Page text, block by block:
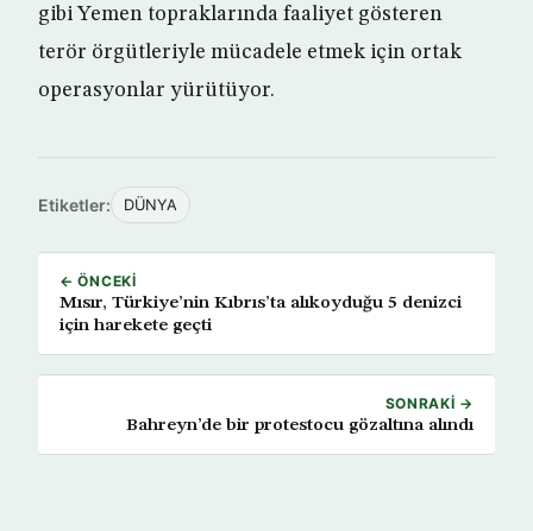
gibi Yemen topraklarında faaliyet gösteren
terör örgütleriyle mücadele etmek için ortak
operasyonlar yürütüyor.
Etiketler: DÜNYA
← ÖNCEKI
Mısır, Türkiye’nin Kıbrıs’ta alıkoyduğu 5 denizci
için harekete geçti
SONRAKI →
Bahreyn’de bir protestocu gözaltına alındı